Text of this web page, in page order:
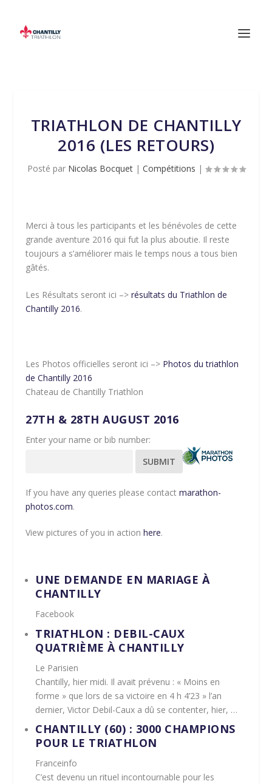
TRIATHLON DE CHANTILLY
2016 (LES RETOURS)
Posté par Nicolas Bocquet| Compétitions |
Merci à tous les participants et les bénévoles de cette
grande aventure 2016 qui fut la plus aboutie. Il reste
toujours a s’améliorer mais le temps nous a tous bien
gâtés.
Les Résultats seront ici –>résultats du Triathlon de
Chantilly 2016.
Les Photos officielles seront ici –> Photos du triathlon
de Chantilly 2016
Chateau de Chantilly Triathlon
27TH & 28TH AUGUST 2016
Enter your name or bib number:
SUBMIT
If you have any queries please contactmarathon-
photos.com.
View pictures of you in actionhere.
UNE DEMANDE EN MARIAGE À
CHANTILLY
Facebook
TRIATHLON : DEBIL-CAUX
QUATRIÈME À CHANTILLY
Le Parisien
Chantilly, hier midi. Il avait prévenu : « Moins en
forme » que lors de sa victoire en 4 h 4’23 » l’an
dernier, Victor Debil-Caux a dû se contenter, hier, …
CHANTILLY (60) : 3000 CHAMPIONS
POUR LE TRIATHLON
Franceinfo
C’est devenu un rituel incontournable pour les